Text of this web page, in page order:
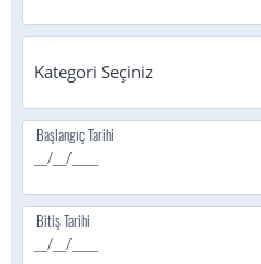
Başlangıç Tarihi
Bitiş Tarihi